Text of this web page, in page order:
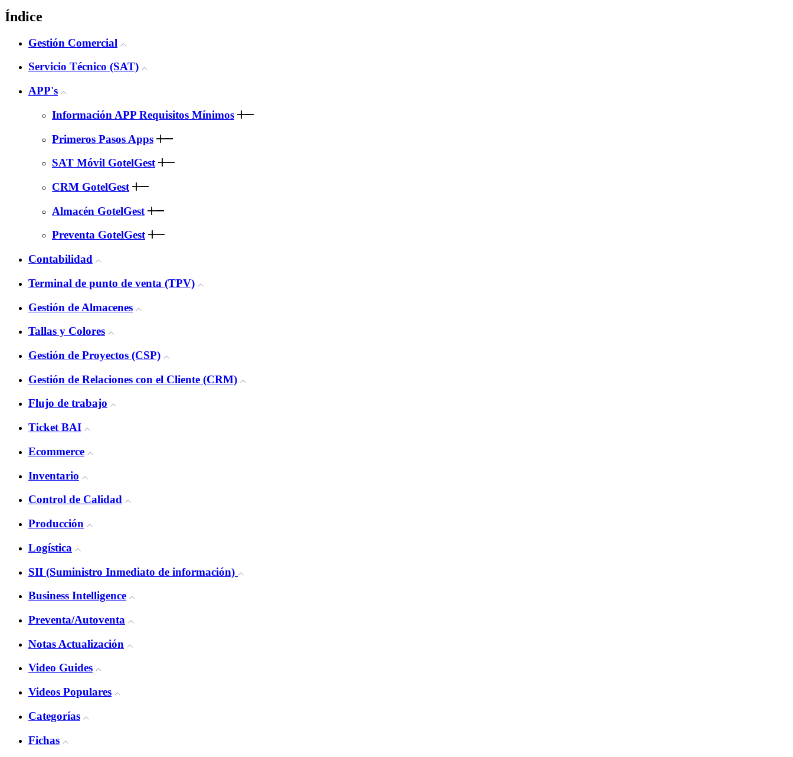
Índice
Gestión Comercial
Servicio Técnico (SAT)
APP's
Información APP Requisitos Mínimos
Primeros Pasos Apps
SAT Móvil GotelGest
CRM GotelGest
Almacén GotelGest
Preventa GotelGest
Contabilidad
Terminal de punto de venta (TPV)
Gestión de Almacenes
Tallas y Colores
Gestión de Proyectos (CSP)
Gestión de Relaciones con el Cliente (CRM)
Flujo de trabajo
Ticket BAI
Ecommerce
Inventario
Control de Calidad
Producción
Logística
SII (Suministro Inmediato de información)
Business Intelligence
Preventa/Autoventa
Notas Actualización
Video Guides
Videos Populares
Categorías
Fichas